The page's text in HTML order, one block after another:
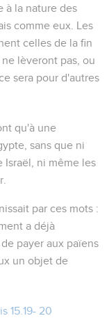
à la nature des
comme eux. Les
celles de la fin
lèveront pas, ou
sera pour d'autres
qu'à une
sans que ni
Israël, ni même les
par ces mots :
a déjà
payer aux païens
un objet de
15.19- 20